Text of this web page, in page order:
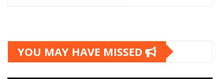
YOU MAY HAVE MISSED